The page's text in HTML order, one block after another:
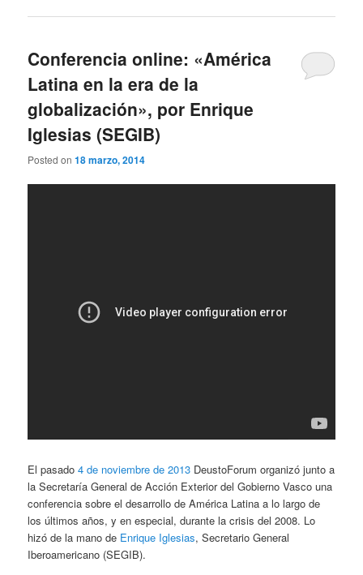
Conferencia online: «América
Latina en la era de la
globalización», por Enrique
Iglesias (SEGIB)
Posted on18 marzo, 2014
El pasado4 de noviembre de 2013 DeustoForum organizó junto a
la Secretaría General de Acción Exterior del Gobierno Vasco una
conferencia sobre el desarrollo de América Latina a lo largo de
los últimos años, y en especial, durante la crisis del 2008. Lo
hizó de la mano de Enrique Iglesias, Secretario General
Iberoamericano (SEGIB).